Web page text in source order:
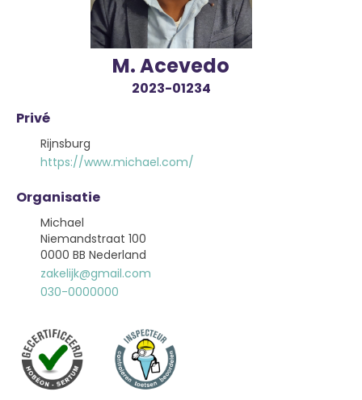
M. Acevedo
2023-01234
Privé
Rijnsburg
https://www.michael.com/
Organisatie
Michael
Niemandstraat 100
0000 BB Nederland
zakelijk@gmail.com
030-0000000